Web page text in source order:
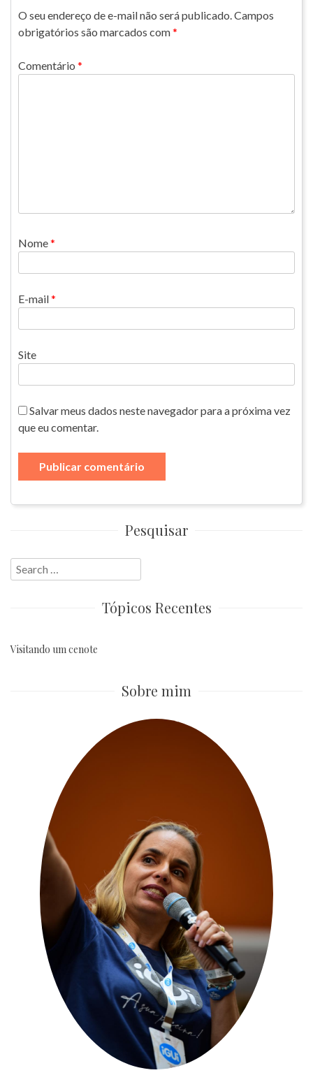
O seu endereço de e-mail não será publicado.Campos
obrigatórios são marcados com*
Comentário *
Nome*
E-mail*
Site
Salvar meus dados neste navegador para a próxima vez
que eu comentar.
Pesquisar
Search
for:
Tópicos Recentes
Visitando um cenote
Sobre mim